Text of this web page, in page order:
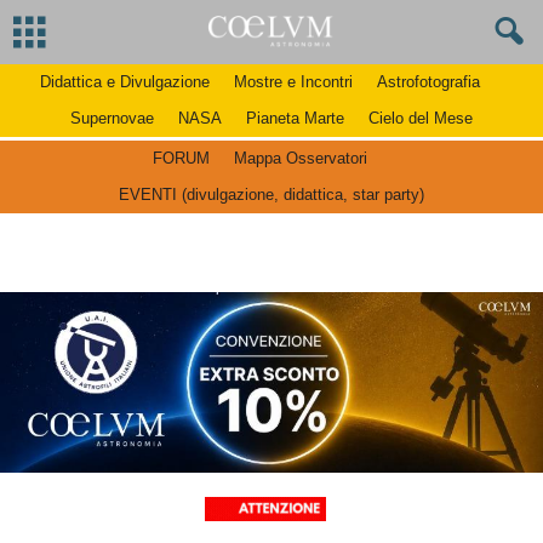
Didattica e Divulgazione Mostre e Incontri
Astrofotografia
Supernovae
NASA Pianeta Marte Cielo del Mese
FORUM
Mappa Osservatori
EVENTI (divulgazione, didattica, star party)